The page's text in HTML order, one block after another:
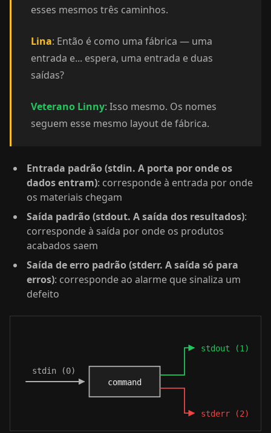
esses mesmos três caminhos.
Lina: Então é como uma fábrica — uma
entrada e... espera, uma entrada e duas
saídas?
Veterano Linny: Isso mesmo. Os nomes
seguem esse mesmo layout de fábrica.
Entrada padrão (stdin. A porta por onde os
dados entram): corresponde à entrada por onde
os materiais chegam
Saída padrão (stdout. A saída dos resultados):
corresponde à saída por onde os produtos
acabados saem
Saída de erro padrão (stderr. A saída só para
erros): corresponde ao alarme que sinaliza um
defeito